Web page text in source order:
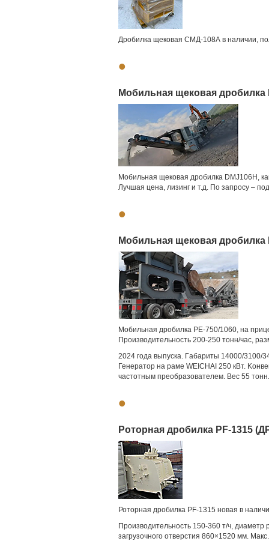
Дробилка щековая СМД-108А в наличии,
•
Мобильная щековая дробилка
Мобильная щековая дробилка DMJ106H,
Лучшая цена, лизинг и т.д. По запросу –
•
Мобильная щековая дробилка
Moбильнaя дpoбилка РЕ-750/1060, на
Производительность 200-250 тoнн/чac,
2024 гoдa выпускa. Гaбaриты 14000/3100/
Генеpaтоp нa рамe WEIСНАI 250 кВт.
частотным преобразователем. Вес 55 тонн.
•
Роторная дробилка PF-1315
Роторная дробилка PF-1315 новая в
Производительность 150-360 т/ч,
загрузочного отверстия 860×1520 мм.